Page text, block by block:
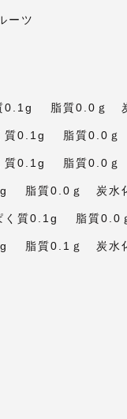
ーツ
0.1g 脂質0.0ｇ
質0.1g 脂質0.0
質0.1g 脂質0.0
脂質0.0ｇ 炭水
く質0.1g 脂質
脂質0.1ｇ 炭水